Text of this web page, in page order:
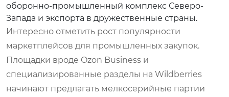
оборонно-промышленный комплекс Северо-
Запада и экспорта в дружественные страны.
Интересно отметить рост популярности
маркетплейсов для промышленных закупок.
Площадки вроде Ozon Business и
специализированные разделы на Wildberries
начинают предлагать мелкосерийные партии